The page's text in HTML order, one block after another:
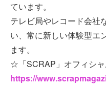
ています。
テレビ局やレコード会社
い、常に新しい体験型エ
ます。
☆「SCRAP」オフィシャ
https://